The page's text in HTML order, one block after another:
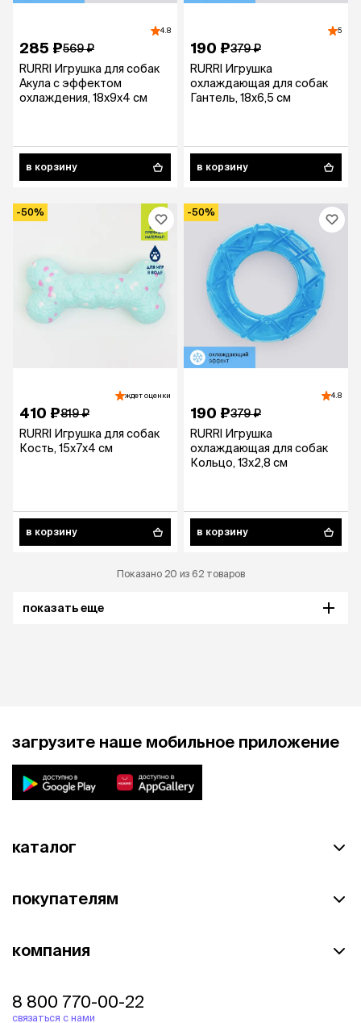
4.8
285 ₽569 ₽
RURRI Игрушка для собак
Акула с эффектом
охлаждения, 18х9х4 см
в корзину
5
190 ₽379 ₽
RURRI Игрушка
охлаждающая для собак
Гантель, 18х6,5 см
в корзину
-50%
ждет оценки
410 ₽819 ₽
RURRI Игрушка для собак
Кость, 15х7х4 см
в корзину
-50%
4.8
190 ₽379 ₽
RURRI Игрушка
охлаждающая для собак
Кольцо, 13х2,8 см
в корзину
Показано 20 из 62 товаров
показать еще
загрузите наше мобильное приложение
каталог
покупателям
компания
8 800 770-00-22
связаться с нами